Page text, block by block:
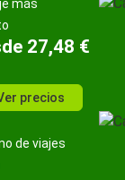
más
27,48 €
precios
de viajes